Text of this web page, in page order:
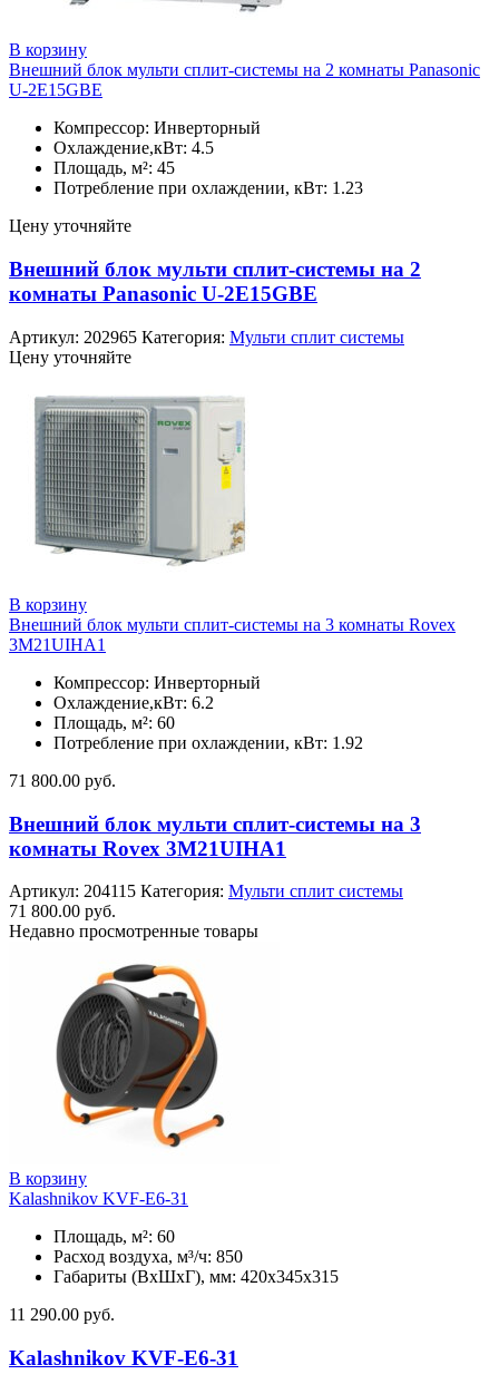
В корзину
Внешний блок мульти сплит-системы на 2 комнаты Panasonic
U-2E15GBE
Компрессор: Инверторный
Охлаждение,кВт: 4.5
Площадь, м²: 45
Потребление при охлаждении, кВт: 1.23
Цену уточняйте
Внешний блок мульти сплит-системы на 2
комнаты Panasonic U-2E15GBE
Артикул: 202965 Категория: Мульти сплит системы
Цену уточняйте
В корзину
Внешний блок мульти сплит-системы на 3 комнаты Rovex
3M21UIHA1
Компрессор: Инверторный
Охлаждение,кВт: 6.2
Площадь, м²: 60
Потребление при охлаждении, кВт: 1.92
71 800.00 руб.
Внешний блок мульти сплит-системы на 3
комнаты Rovex 3M21UIHA1
Артикул: 204115 Категория: Мульти сплит системы
71 800.00 руб.
Недавно просмотренные товары
В корзину
Kalashnikov KVF-E6-31
Площадь, м²: 60
Расход воздуха, м³/ч: 850
Габариты (ВхШхГ), мм: 420x345x315
11 290.00 руб.
Kalashnikov KVF-E6-31